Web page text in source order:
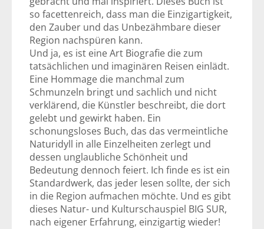
so facettenreich, dass man die Einzigartigkeit,
den Zauber und das Unbezähmbare dieser
Region nachspüren kann.
Und ja, es ist eine Art Biografie die zum
tatsächlichen und imaginären Reisen einlädt.
Eine Hommage die manchmal zum
Schmunzeln bringt und sachlich und nicht
verklärend, die Künstler beschreibt, die dort
gelebt und gewirkt haben. Ein
schonungsloses Buch, das das vermeintliche
Naturidyll in alle Einzelheiten zerlegt und
dessen unglaubliche Schönheit und
Bedeutung dennoch feiert. Ich finde es ist ein
Standardwerk, das jeder lesen sollte, der sich
in die Region aufmachen möchte. Und es gibt
dieses Natur- und Kulturschauspiel BIG SUR,
nach eigener Erfahrung, einzigartig wieder!